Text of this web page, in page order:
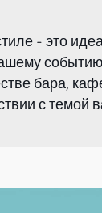
- это
бара,
с темой